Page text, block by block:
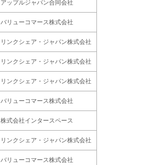
アップルジャパン合同会社
バリューコマース株式会社
リンクシェア・ジャパン株式会社
リンクシェア・ジャパン株式会社
リンクシェア・ジャパン株式会社
バリューコマース株式会社
株式会社インタースペース
リンクシェア・ジャパン株式会社
バリューコマース株式会社